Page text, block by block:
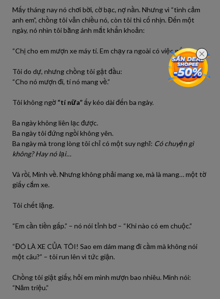
Mấy tháng nay nó chơi bời, cờ bạc, nợ nần. Nhưng vì “tình cảm
anh em”, chồng tôi vẫn chiều nó, còn tôi thì cố nhịn. Đến một
ngày, nó nhìn tôi bằng ánh mắt khẩn khoản:
“Chị cho em mượn xe máy tí. Em chạy ra ngoài có việc gấp.”
Tôi do dự, nhưng chồng tôi gật đầu:
“Cho nó mượn đi, tí nó mang về.”
Tôi không ngờ “tí nữa”ấy kéo dài đến ba ngày.
Ba ngày không liên lạc được.
Ba ngày tôi đứng ngồi không yên.
Ba ngày mà trong lòng tôi chỉ có một suy nghĩ: Có chuyện gì
không? Hay nó lại…
Và rồi, Minh về. Nhưng không phải mang xe, mà là mang… một tờ
giấy cắm xe.
Tôi chết lặng.
“Em cần tiền gấp.” – nó nói tỉnh bơ – “Khi nào có em chuộc.”
“ĐÓ LÀ XE CỦA TÔI! Sao em dám mang đi cầm mà không nói
một câu?” – tôi run lên vì tức giận.
Chồng tôi giật giấy, hỏi em mình mượn bao nhiêu. Minh nói:
“Năm triệu.”